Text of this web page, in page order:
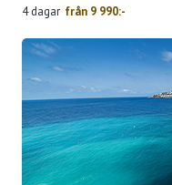
4 dagar från 9 990:-